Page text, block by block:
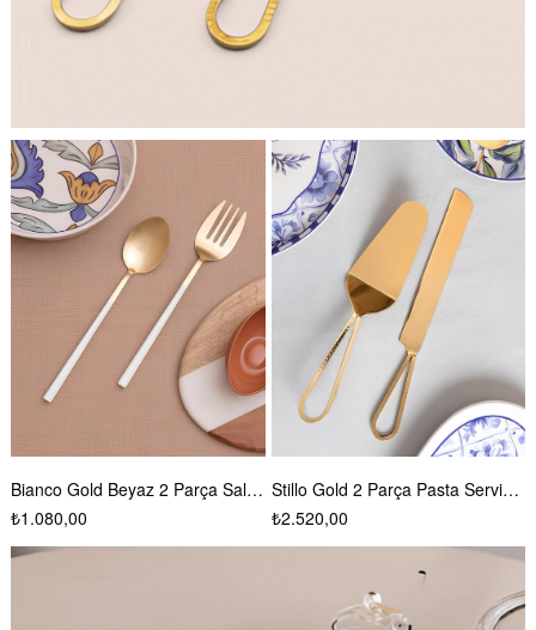
Stillo Gold 2 Parça Pasta Servis Takımı ckb186
₺2.520,00
Gourmet Mat Gold 5 Parça Servis Takımı ckb168
₺2.640,00